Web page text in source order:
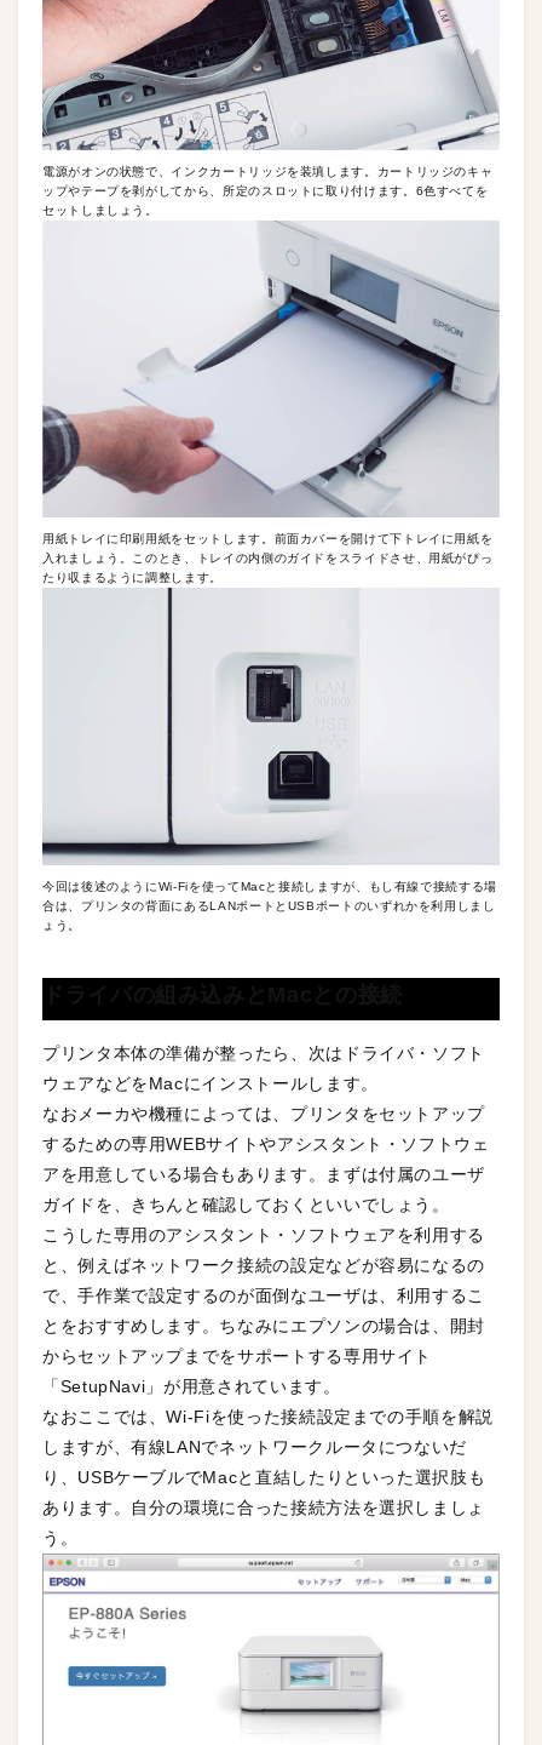
電源がオンの状態で、インクカートリッジを装填します。カートリッジのキャ
ップやテープを剥がしてから、所定のスロットに取り付けます。6色すべてを
セットしましょう。
用紙トレイに印刷用紙をセットします。前面カバーを開けて下トレイに用紙を
入れましょう。このとき、トレイの内側のガイドをスライドさせ、用紙がぴっ
たり収まるように調整します。
今回は後述のようにWi-Fiを使ってMacと接続しますが、もし有線で接続する場
合は、プリンタの背面にあるLANポートとUSBポートのいずれかを利用しまし
ょう。
プリンタ本体の準備が整ったら、次はドライバ・ソフト
ウェアなどをMacにインストールします。
なおメーカや機種によっては、プリンタをセットアップ
するための専用WEBサイトやアシスタント・ソフトウェ
アを用意している場合もあります。まずは付属のユーザ
ガイドを、きちんと確認しておくといいでしょう。
こうした専用のアシスタント・ソフトウェアを利用する
と、例えばネットワーク接続の設定などが容易になるの
で、手作業で設定するのが面倒なユーザは、利用するこ
とをおすすめします。ちなみにエプソンの場合は、開封
からセットアップまでをサポートする専用サイト
「SetupNavi」が用意されています。
なおここでは、Wi-Fiを使った接続設定までの手順を解説
しますが、有線LANでネットワークルータにつないだ
り、USBケーブルでMacと直結したりといった選択肢も
あります。自分の環境に合った接続方法を選択しましょ
う。